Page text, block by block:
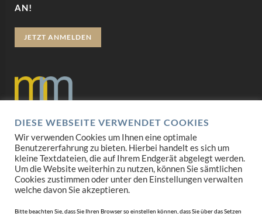
AN!
JETZT ANMELDEN
Datenschutz
Impressum
AGB
DIESE WEBSEITE VERWENDET COOKIES
Wir verwenden Cookies um Ihnen eine optimale
Benutzererfahrung zu bieten. Hierbei handelt es sich um
kleine Textdateien, die auf Ihrem Endgerät abgelegt werden.
Um die Website weiterhin zu nutzen, können Sie sämtlichen
Cookies zustimmen oder unter den Einstellungen verwalten
welche davon Sie akzeptieren.
Bitte beachten Sie, dass Sie Ihren Browser so einstellen können, dass Sie über das Setzen